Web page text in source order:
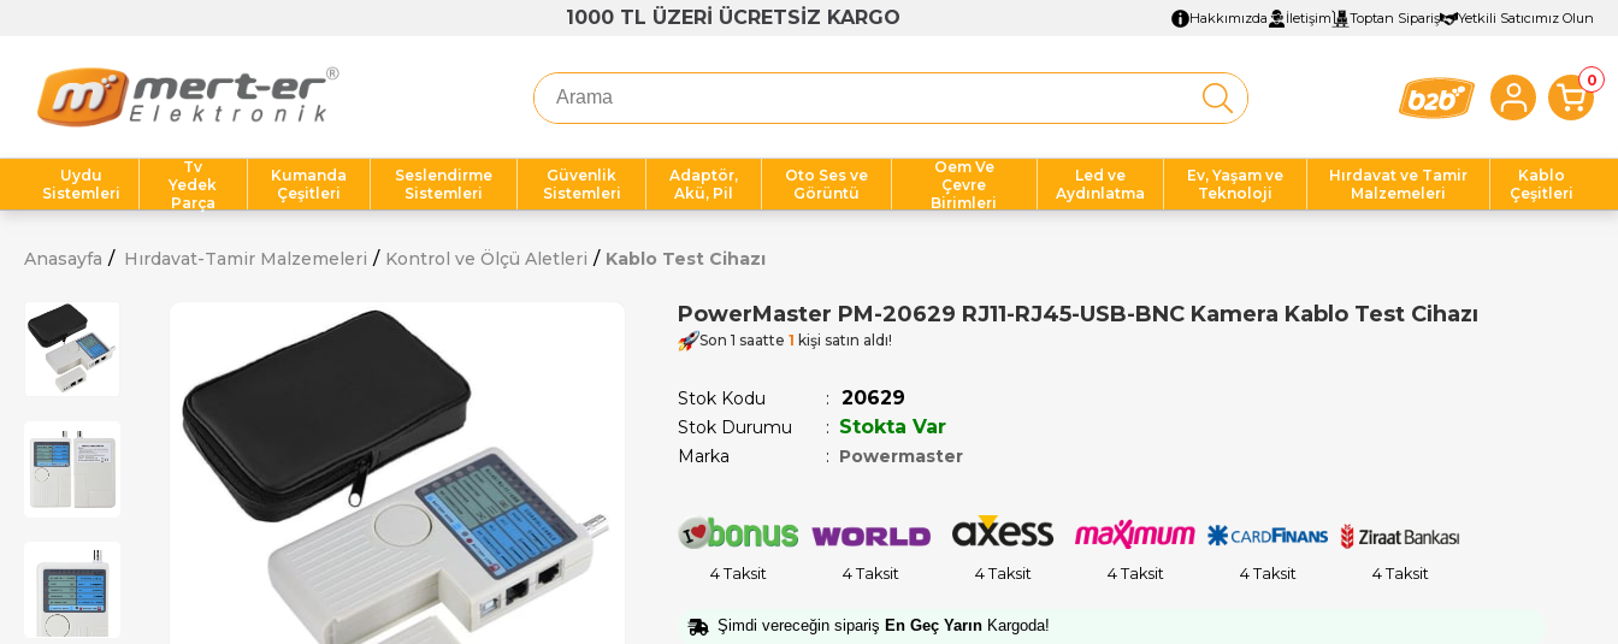
1000 TL ÜZERİ ÜCRETSİZ KARGO Hakkımızda İletişim Toptan Sipariş Yetkili Satıcımız Olun
0
Uydu
Sistemleri
Tv
Yedek
Parça
Kumanda
Çeşitleri
Seslendirme
Sistemleri
Güvenlik
Sistemleri
Adaptör,
Akü, Pil
Oto Ses ve
Görüntü
Oem Ve
Çevre
Birimleri
Led ve
Aydınlatma
Ev, Yaşam ve
Teknoloji
Hırdavat ve Tamir
Malzemeleri
Kablo
Çeşitleri
Anasayfa Hırdavat-Tamir Malzemeleri Kontrol ve Ölçü Aletleri Kablo Test Cihazı
PowerMaster PM-20629 RJ11-RJ45-USB-BNC Kamera Kablo Test Cihazı
Son 1 saatte 1 kişi satın aldı!
Stok Kodu 20629
Stok Durumu : Stokta Var
Marka : Powermaster
4 Taksit 4 Taksit 4 Taksit 4 Taksit 4 Taksit 4 Taksit
Şimdi vereceğin sipariş En Geç Yarın Kargoda!